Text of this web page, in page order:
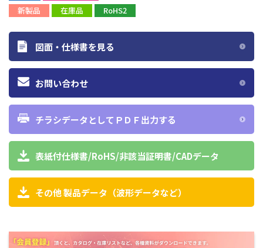
新製品
在庫品 RoHS2
図面・仕様書を見る
お問い合わせ
チラシデータとしてＰＤＦ出力する
表紙付仕様書/RoHS/非該当証明書/CADデータ
その他 製品データ（波形データなど）